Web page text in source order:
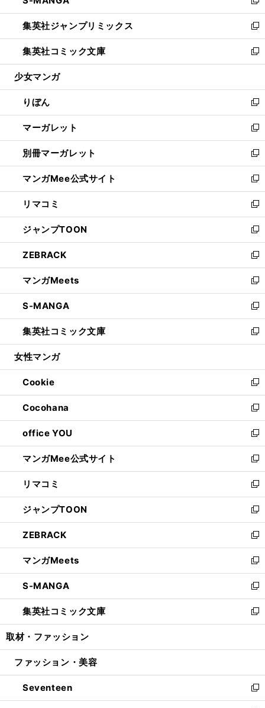
開
く
ウ
で
開
く
ン
ド
ウ
で
開
い
ウ
ィ
ン
ド
ウ
開
く
新
し
い
ウ
ィ
ン
ウ
で
開
く
集英社ジャンプリミックス
新
し
い
ウ
ン
ド
ウ
で
開
く
集英社コミック文庫
新
し
ウ
ィ
ン
ド
ウ
で
開
く
少女マンガ
りぼん
新
し
い
ウ
ィ
ン
ド
ウ
で
開
く
マーガレット
新
し
い
ウ
ィ
ン
ド
ウ
で
開
く
別冊マーガレット
新
し
い
ウ
ィ
ン
ド
ウ
で
開
く
マンガMee公式サイト
新
し
い
ウ
ィ
ン
ド
ウ
で
開
く
リマコミ
新
し
い
ウ
ィ
ン
ド
ウ
で
開
く
ジャンプTOON
新
し
い
ウ
ィ
ン
ド
ウ
で
開
ZEBRACK
新
し
い
ウ
ィ
ン
ド
ウ
開
く
マンガMeets
新
し
い
ウ
ィ
ン
ウ
で
開
く
S-MANGA
新
し
い
ウ
ン
ド
ウ
で
開
く
集英社コミック文庫
新
し
ウ
ィ
ン
ド
ウ
で
開
く
女性マンガ
Cookie
新
し
い
ウ
ィ
ン
ド
ウ
で
開
く
Cocohana
新
し
い
ウ
ィ
ン
ド
ウ
で
開
く
office YOU
新
し
い
ウ
ィ
ン
ド
ウ
で
開
く
マンガMee公式サイト
新
し
い
ウ
ィ
ン
ド
ウ
で
開
く
リマコミ
新
し
い
ウ
ィ
ン
ド
ウ
で
開
く
ジャンプTOON
新
し
い
ウ
ィ
ン
ド
ウ
で
開
ZEBRACK
新
し
い
ウ
ィ
ン
ド
ウ
開
マンガMeets
新
し
い
ウ
ィ
ン
ウ
開
く
S-MANGA
新
し
い
ウ
ン
ウ
で
開
集英社コミック文庫
新
し
ウ
ン
ド
ウ
取材・ファッション
ファッション・美容
Seventeen
新
し